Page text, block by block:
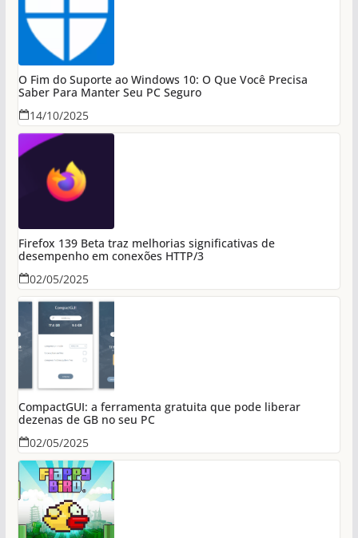
O Fim do Suporte ao Windows 10: O Que Você Precisa
Saber Para Manter Seu PC Seguro
14/10/2025
Firefox 139 Beta traz melhorias significativas de
desempenho em conexões HTTP/3
02/05/2025
CompactGUI: a ferramenta gratuita que pode liberar
dezenas de GB no seu PC
02/05/2025